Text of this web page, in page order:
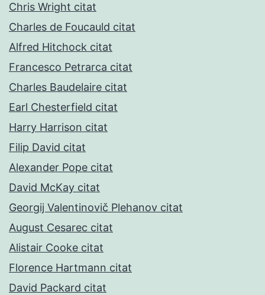
Chris Wright citat
Charles de Foucauld citat
Alfred Hitchock citat
Francesco Petrarca citat
Charles Baudelaire citat
Earl Chesterfield citat
Harry Harrison citat
Filip David citat
Alexander Pope citat
David McKay citat
Georgij Valentinovič Plehanov citat
August Cesarec citat
Alistair Cooke citat
Florence Hartmann citat
David Packard citat